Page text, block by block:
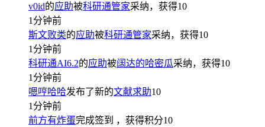
v0id的应助被科研通管家采纳，获得10
1分钟前
斯文败类的应助被科研通管家采纳，获得10
1分钟前
科研通AI6.2的应助被阔达的哈密瓜采纳，获得10
1分钟前
嗯哼哈哈发布了新的文献求助10
1分钟前
前方有炸蛋完成签到 ，获得积分10